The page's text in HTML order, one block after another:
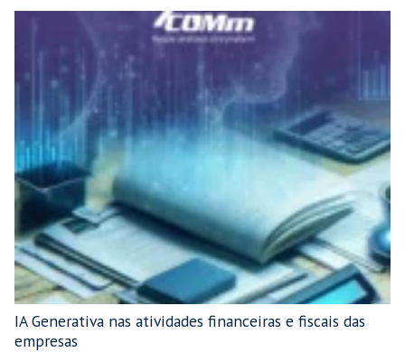
IA Generativa nas atividades financeiras e fiscais das
empresas